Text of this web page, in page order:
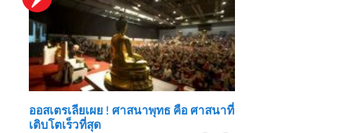
ออสเตรเลียเผย ! ศาสนาพุทธ คือ ศาสนาที่
เติบโตเร็วที่สุด